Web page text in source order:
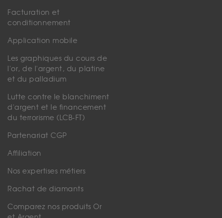
Facturation et
conditionnement
Application mobile
Les graphiques du cours de
l'or, de l'argent, du platine
et du palladium
Lutte contre le blanchiment
d'argent et le financement
du terrorisme (LCB-FT)
Partenariat CGP
Affiliation
Nos expertises métiers
Rachat de diamants
Comparez nos produits Or